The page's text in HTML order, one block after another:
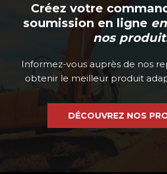
Créez votre
soumission en ligne
nos
Informez-vous auprès de nos
obtenir le meilleur produit
DÉCOUVREZ NOS